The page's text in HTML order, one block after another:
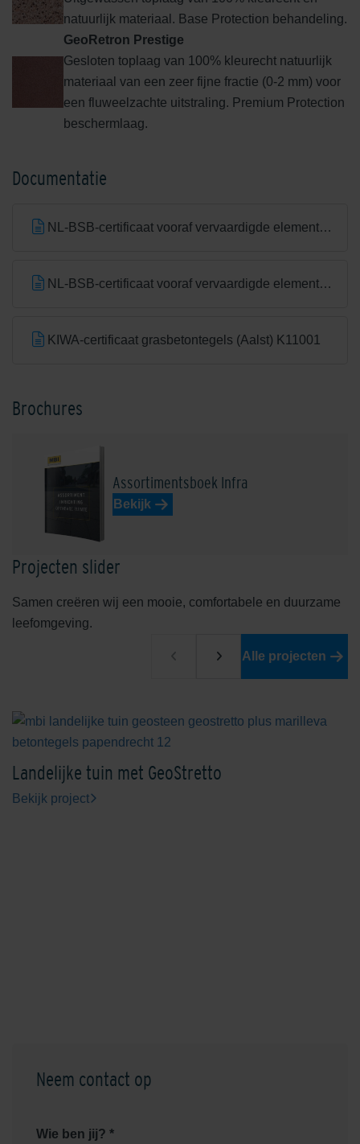
natuurlijk materiaal. Base Protection behandeling.
GeoRetron Prestige
Gesloten toplaag van 100% kleurecht natuurlijk
materiaal van een zeer fijne fractie (0-2 mm) voor
een fluweelzachte uitstraling. Premium Protection
beschermlaag.
Documentatie
NL-BSB-certificaat vooraf vervaardigde elementen van beton
NL-BSB-certificaat vooraf vervaardigde elementen van beton (Aalst) K20305
KIWA-certificaat grasbetontegels (Aalst) K11001
Brochures
Assortimentsboek Infra
Bekijk
Projecten slider
Samen creëren wij een mooie, comfortabele en duurzame
leefomgeving.
Alle projecten
Landelijke tuin met GeoStretto
Bekijk project
Neem contact op
Wie ben jij? *